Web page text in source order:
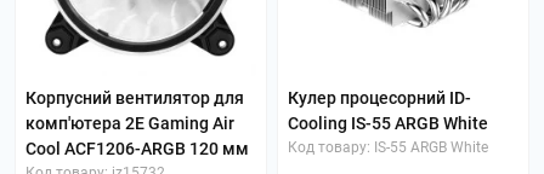
Корпусний вентилятор для
комп'ютера 2E Gaming Air
Cool ACF1206-ARGB 120 мм
Кулер процесорний ID-
Cooling IS-55 ARGB White
Код товару: IS-55 ARGB White